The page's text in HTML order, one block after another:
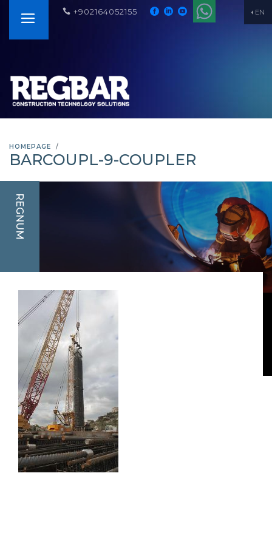
EN
+902164052155
HOMEPAGE
BARCOUPL-9-COUPLER
REGNUM